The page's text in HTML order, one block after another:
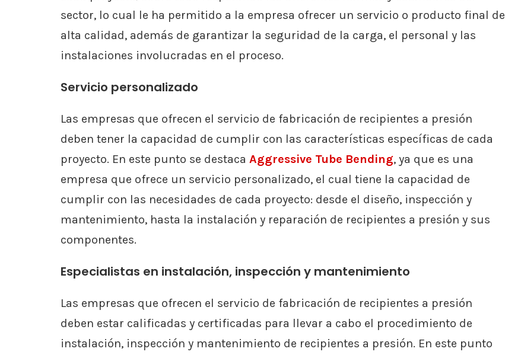
sector, lo cual le ha permitido a la empresa ofrecer un servicio o producto final de
alta calidad, además de garantizar la seguridad de la carga, el personal y las
instalaciones involucradas en el proceso.
Servicio personalizado
Las empresas que ofrecen el servicio de fabricación de recipientes a presión
deben tener la capacidad de cumplir con las características específicas de cada
proyecto. En este punto se destaca Aggressive Tube Bending, ya que es una
empresa que ofrece un servicio personalizado, el cual tiene la capacidad de
cumplir con las necesidades de cada proyecto: desde el diseño, inspección y
mantenimiento, hasta la instalación y reparación de recipientes a presión y sus
componentes.
Especialistas en instalación, inspección y mantenimiento
Las empresas que ofrecen el servicio de fabricación de recipientes a presión
deben estar calificadas y certificadas para llevar a cabo el procedimiento de
instalación, inspección y mantenimiento de recipientes a presión. En este punto